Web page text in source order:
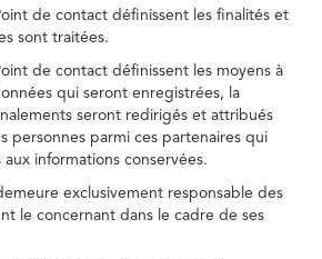
de contact définissent les finalités et
sont traitées.
de contact définissent les moyens à
qui seront enregistrées, la
seront redirigés et attribués
personnes parmi ces partenaires qui
informations conservées.
exclusivement responsable des
le concernant dans le cadre de ses